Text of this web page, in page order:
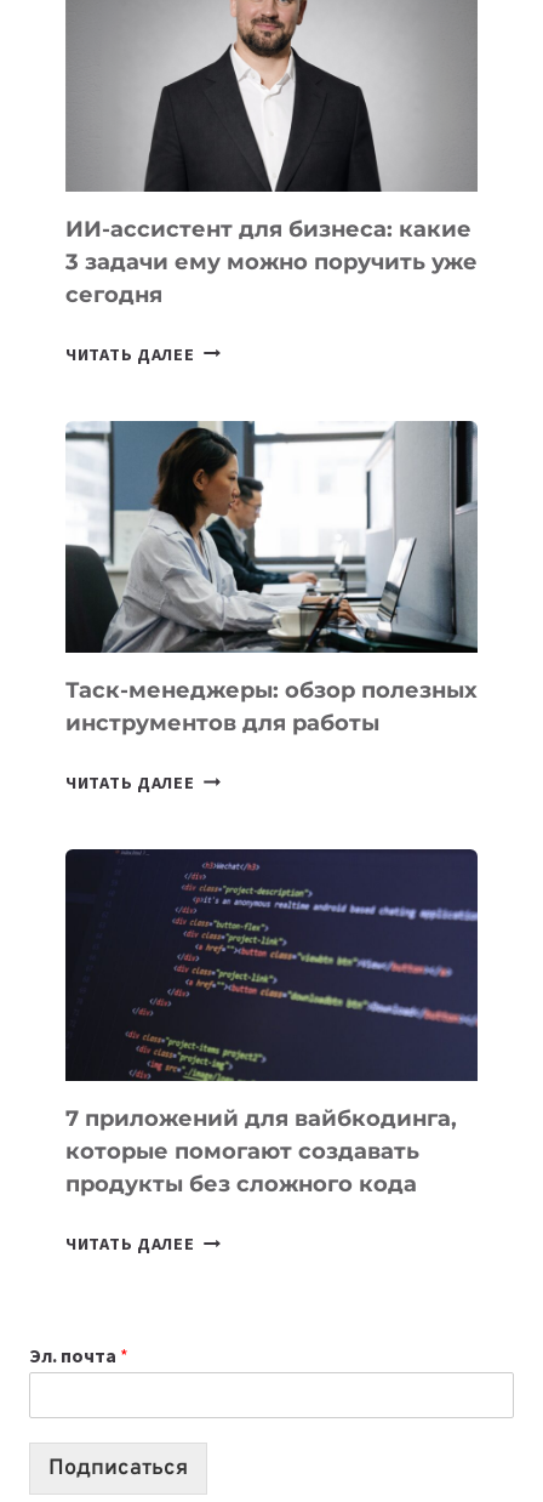
РАЗВИВАЮТ
ТЕХНОЛОГИЧЕСКОЕ
ОБРАЗОВАНИЕ
ТАДЖИКИСТАНА
ИИ-ассистент для бизнеса: какие
3 задачи ему можно поручить уже
сегодня
ЧИТАТЬ ДАЛЕЕ ИИ-
БИЗНЕСА:
КАКИЕ
3
ЗАДАЧИ
ЕМУ
МОЖНО
ПОРУЧИТЬ
УЖЕ
СЕГОДНЯ
Таск-менеджеры: обзор полезных
инструментов для работы
ЧИТАТЬ ДАЛЕЕ ТАСК-
ПОЛЕЗНЫХ
ИНСТРУМЕНТОВ
ДЛЯ
РАБОТЫ
7 приложений для вайбкодинга,
которые помогают создавать
продукты без сложного кода
ЧИТАТЬ ДАЛЕЕ
СОЗДАВАТЬ
ПРОДУКТЫ
Эл. почта *
Подписаться